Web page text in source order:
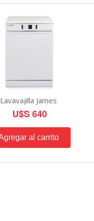
Lavavajilla James
U$S 640